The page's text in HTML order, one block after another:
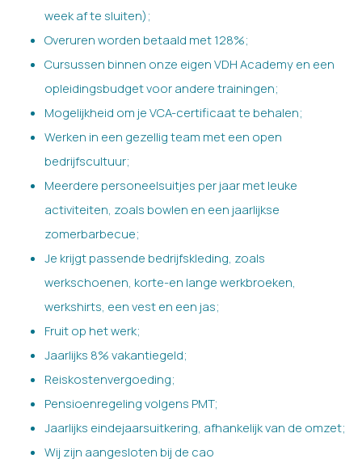
week af te sluiten);
Overuren worden betaald met 128%;
Cursussen binnen onze eigen VDH Academy en een
opleidingsbudget voor andere trainingen;
Mogelijkheid om je VCA-certificaat te behalen;
Werken in een gezellig team met een open
bedrijfscultuur;
Meerdere personeelsuitjes per jaar met leuke
activiteiten, zoals bowlen en een jaarlijkse
zomerbarbecue;
Je krijgt passende bedrijfskleding, zoals
werkschoenen, korte-en lange werkbroeken,
werkshirts, een vest en een jas;
Fruit op het werk;
Jaarlijks 8% vakantiegeld;
Reiskostenvergoeding;
Pensioenregeling volgens PMT;
Jaarlijks eindejaarsuitkering, afhankelijk van de omzet;
Wij zijn aangesloten bij de cao